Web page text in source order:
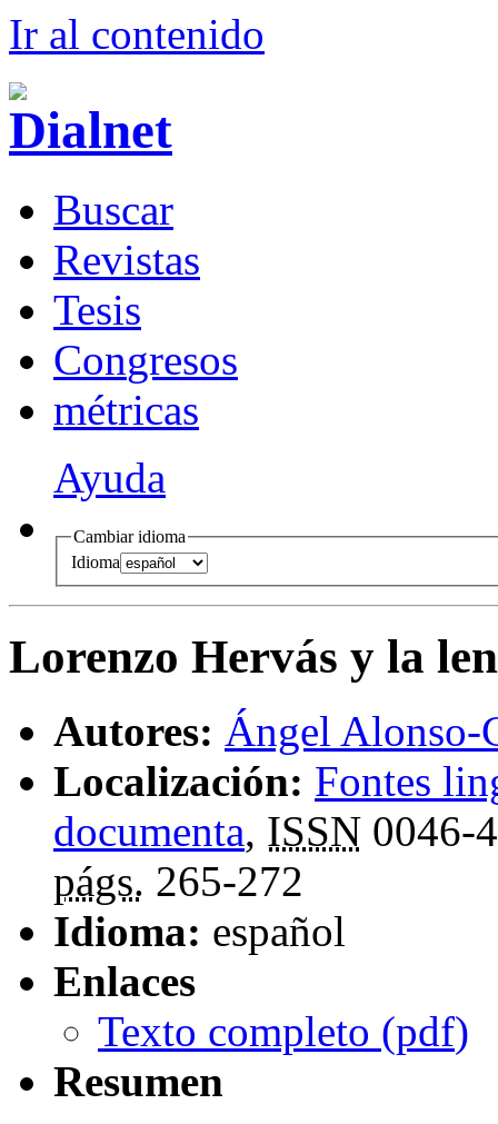
Ir al contenido
Buscar
Revistas
Tesis
Congresos
métricas
Ayuda
Cambiar idioma
Idioma
Lorenzo Hervás y la
Autores: Ángel Alonso-
Localización: Fontes
documenta, ISSN 0046-
págs. 265-272
Idioma: español
Enlaces
Texto completo (pdf)
Resumen